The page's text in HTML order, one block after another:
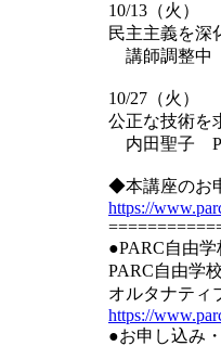
10/13（火）
民主主義を
講師調整中
10/27（火）
公正な技術を
内田聖子
◆本講座のお
https://
●PARC自由
PARC自由学
オルタナティ
https://
●お申し込み